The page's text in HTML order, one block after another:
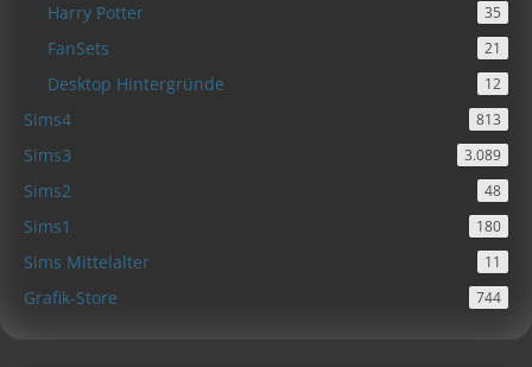
Harry Potter 35
FanSets 21
Desktop Hintergründe 12
Sims4 813
Sims3 3.089
Sims2 48
Sims1 180
Sims Mittelalter 11
Grafik-Store 744